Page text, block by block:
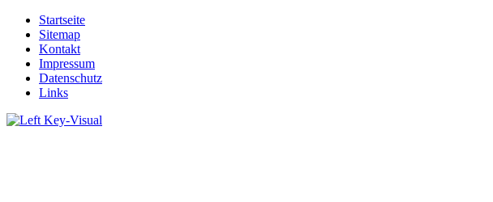
Startseite
Sitemap
Kontakt
Impressum
Datenschutz
Links